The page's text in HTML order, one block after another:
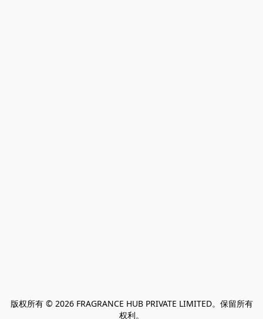
版权所有 © 2026 FRAGRANCE HUB PRIVATE LIMITED。保留所有
权利。